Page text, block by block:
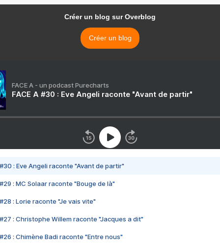
Créer un blog sur Overblog
Créer un blog
FACE A - un podcast Purecharts
FACE A #30 : Eve Angeli raconte "Avant de partir"
#30 : Eve Angeli raconte "Avant de partir"
#29 : MC Solaar raconte "Bouge de là"
#28 : Lorie raconte "Je vais vite"
#27 : Christophe Willem raconte "Jacques a dit"
#26 : Chimène Badi raconte "Entre nous"